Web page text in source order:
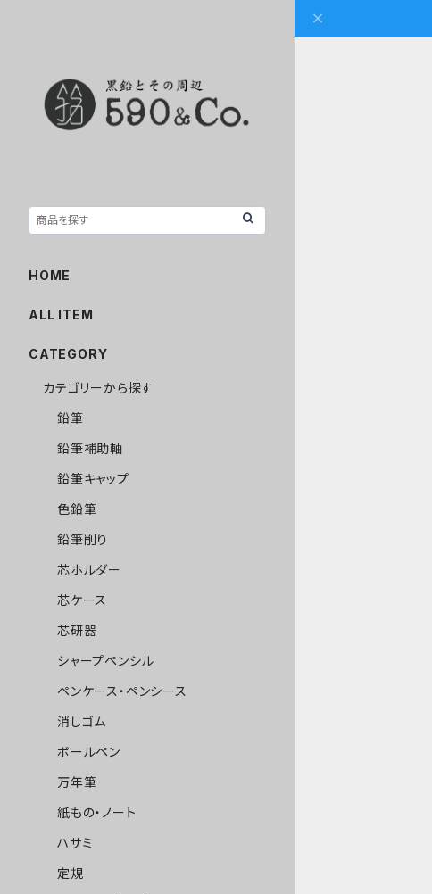
HOME
ALL ITEM
CATEGORY
カテゴリーから探す
鉛筆
鉛筆補助軸
鉛筆キャップ
色鉛筆
鉛筆削り
芯ホルダー
芯ケース
芯研器
シャープペンシル
ペンケース・ペンシース
消しゴム
ボールペン
万年筆
紙もの・ノート
ハサミ
定規